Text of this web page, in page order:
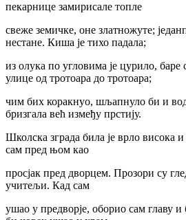
пекарнице замирисале топле
свеже земичке, оне златножуте;
нестане. Киша је тихо падала;
из олука по угловима је цурило, баре
улице од тротоара до тротоара;
чим бих коракнуо, шљапнуло би и
бризгала већ између прстију.
Школска зграда била је врло висока
сам пред њом као
просјак пред дворцем. Прозори су
учитељи. Кад сам
ушао у предворје, оборио сам главу